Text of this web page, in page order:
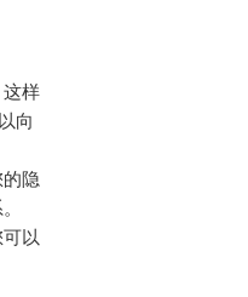
这样
向
隐
以